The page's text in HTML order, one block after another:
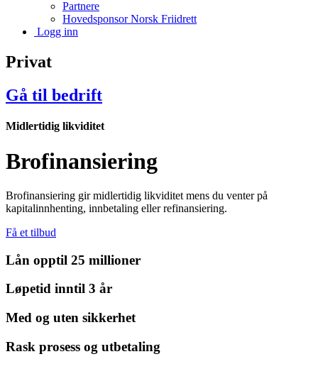
Partnere
Hovedsponsor Norsk Friidrett
Logg inn
Privat
Gå til bedrift
Midlertidig likviditet
Brofinansiering
Brofinansiering gir midlertidig likviditet mens du venter på
kapitalinnhenting, innbetaling eller refinansiering.
Få et tilbud
Lån opptil 25 millioner
Løpetid inntil 3 år
Med og uten sikkerhet
Rask prosess og utbetaling